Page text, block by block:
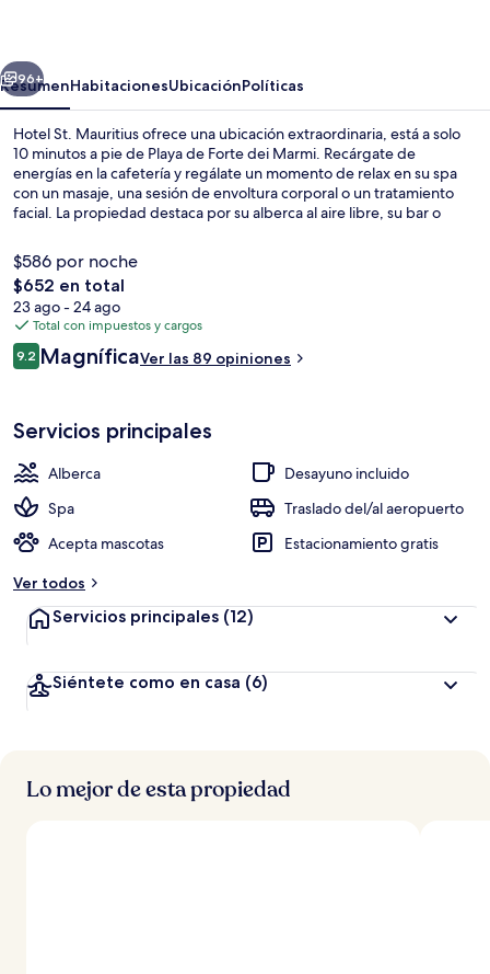
Siguiente
96+
ResumenHabitacionesUbicaciónPolíticas
Hotel St. Mauritius ofrece una ubicación extraordinaria, está a solo
10 minutos a pie de Playa de Forte dei Marmi. Recárgate de
energías en la cafetería y regálate un momento de relax en su spa
con un masaje, una sesión de envoltura corporal o un tratamiento
facial. La propiedad destaca por su alberca al aire libre, su bar o
$586 por noche
El
precio
total
es
de
$652 en total
23 ago - 24 ago
Total con impuestos y cargos
Opiniones
9.29.2 de 10,
MagníficaVer las 89 opiniones
Servicios principales
Alberca
Desayuno incluido
Spa
Traslado del/al aeropuerto
Acepta mascotas
Estacionamiento gratis
Ver todos
Servicios principales (12)
Siéntete como en casa (6)
Lo mejor de esta propiedad